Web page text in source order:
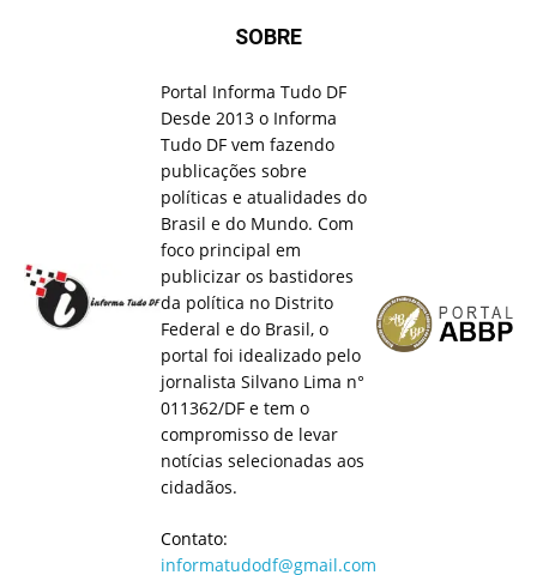
SOBRE
Portal Informa Tudo DF
Desde 2013 o Informa
Tudo DF vem fazendo
publicações sobre
políticas e atualidades do
Brasil e do Mundo. Com
foco principal em
publicizar os bastidores
da política no Distrito
Federal e do Brasil, o
portal foi idealizado pelo
jornalista Silvano Lima n°
011362/DF e tem o
compromisso de levar
notícias selecionadas aos
cidadãos.
Contato:
informatudodf@gmail.com